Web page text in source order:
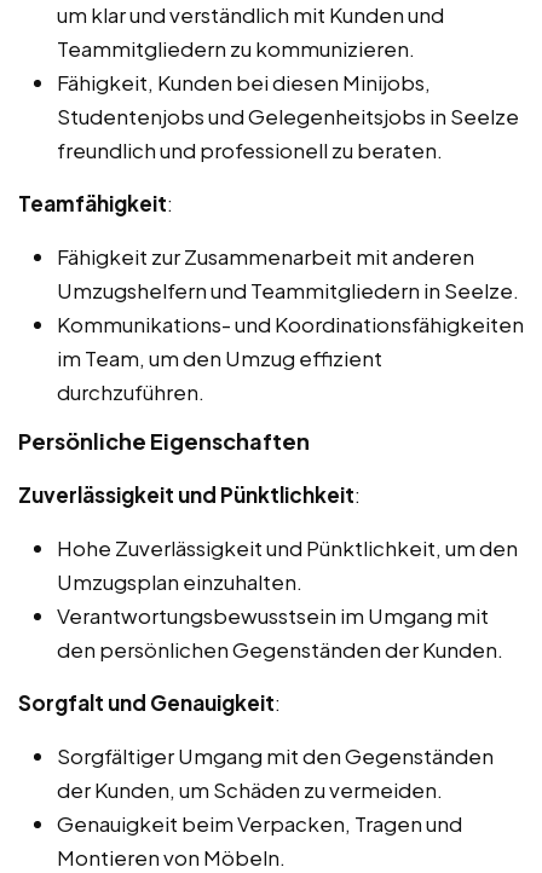
um klar und verständlich mit Kunden und
Teammitgliedern zu kommunizieren.
Fähigkeit, Kunden bei diesen Minijobs,
Studentenjobs und Gelegenheitsjobs in Seelze
freundlich und professionell zu beraten.
Teamfähigkeit:
Fähigkeit zur Zusammenarbeit mit anderen
Umzugshelfern und Teammitgliedern in Seelze.
Kommunikations- und Koordinationsfähigkeiten
im Team, um den Umzug effizient
durchzuführen.
Persönliche Eigenschaften
Zuverlässigkeit und Pünktlichkeit:
Hohe Zuverlässigkeit und Pünktlichkeit, um den
Umzugsplan einzuhalten.
Verantwortungsbewusstsein im Umgang mit
den persönlichen Gegenständen der Kunden.
Sorgfalt und Genauigkeit:
Sorgfältiger Umgang mit den Gegenständen
der Kunden, um Schäden zu vermeiden.
Genauigkeit beim Verpacken, Tragen und
Montieren von Möbeln.